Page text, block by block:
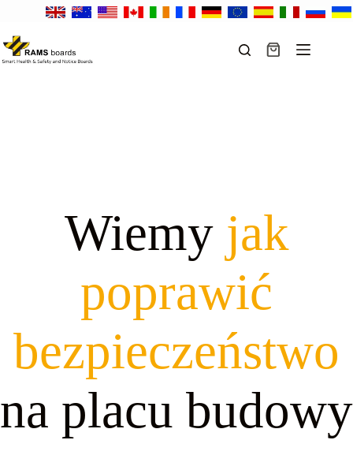
treści
Koszyk
Wiemy jak
poprawić
bezpieczeństwo
na placu budowy